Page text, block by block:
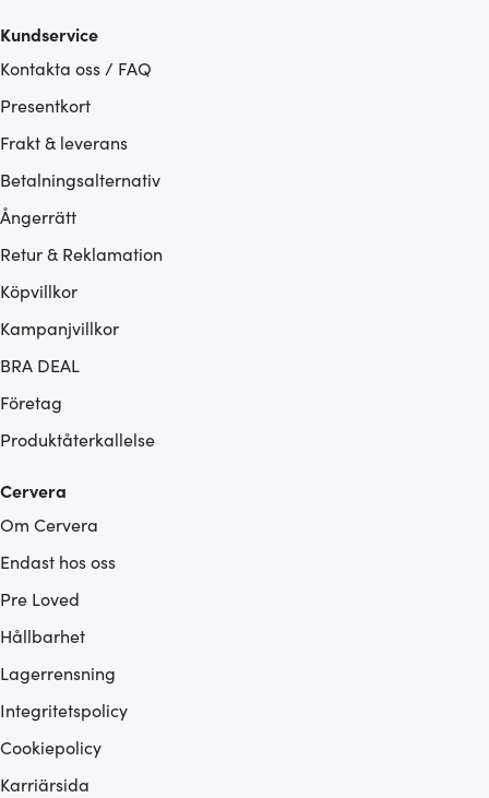
Kundservice
Kontakta oss / FAQ
Presentkort
Frakt & leverans
Betalningsalternativ
Ångerrätt
Retur & Reklamation
Köpvillkor
Kampanjvillkor
BRA DEAL
Företag
Produktåterkallelse
Cervera
Om Cervera
Endast hos oss
Pre Loved
Hållbarhet
Lagerrensning
Integritetspolicy
Cookiepolicy
Karriärsida